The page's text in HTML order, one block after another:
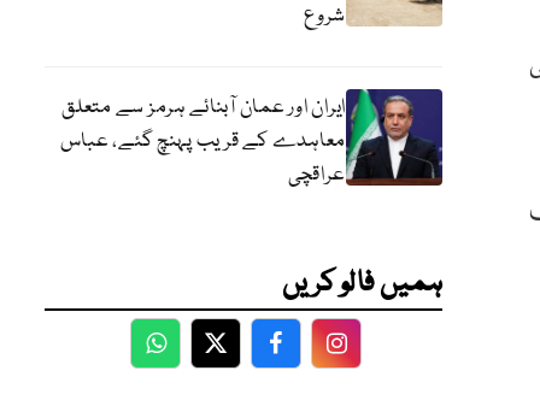
شروع
ایران اور عمان آبنائے ہرمز سے متعلق
معاہدے کے قریب پہنچ گئے، عباس
عراقچی
ہمیں فالو کریں
WhatsApp
TwitterFacebookFacebook